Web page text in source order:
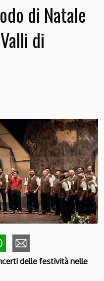
di Natale
di
delle festività nelle